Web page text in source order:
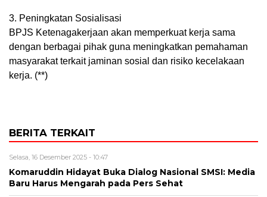
3. Peningkatan Sosialisasi
BPJS Ketenagakerjaan akan memperkuat kerja sama
dengan berbagai pihak guna meningkatkan pemahaman
masyarakat terkait jaminan sosial dan risiko kecelakaan
kerja. (**)
BERITA TERKAIT
Selasa, 16 Desember 2025 - 10:47
Komaruddin Hidayat Buka Dialog Nasional SMSI: Media
Baru Harus Mengarah pada Pers Sehat